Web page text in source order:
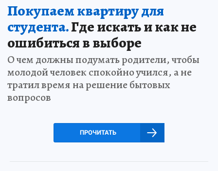
Покупаем квартиру для
студента.Где искать и как не
ошибиться в выборе
О чем должны подумать родители, чтобы
молодой человек спокойно учился, а не
тратил время на решение бытовых
вопросов
ПРОЧИТАТЬ